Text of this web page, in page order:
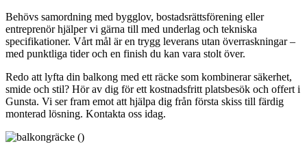
Behövs samordning med bygglov, bostadsrättsförening eller
entreprenör hjälper vi gärna till med underlag och tekniska
specifikationer. Vårt mål är en trygg leverans utan överraskningar –
med punktliga tider och en finish du kan vara stolt över.
Redo att lyfta din balkong med ett räcke som kombinerar säkerhet,
smide och stil? Hör av dig för ett kostnadsfritt platsbesök och offert i
Gunsta. Vi ser fram emot att hjälpa dig från första skiss till färdig
monterad lösning. Kontakta oss idag.